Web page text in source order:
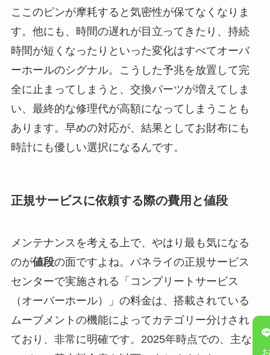
ここのピンが摩耗すると気密性が保てなくなりま
す。他にも、時間の遅れが目立ってきたり、持続
時間が短くなったりといった変化はすべてオーバ
ーホールのシグナル。こうした予兆を放置して完
全に止まってしまうと、交換パーツが増えてしま
い、最終的な修理代が高額になってしまうことも
あります。早めの対応が、結果としてお財布にも
時計にも優しい選択になるんです。
正規サービスに依頼する際の費用と値段
メンテナンスを考える上で、やはり最も気になる
のが値段の面ですよね。パネライの正規サービス
センターで実施される「コンプリートサービス
（オーバーホール）」の料金は、搭載されている
ムーブメントの機能によってカテゴリー分けされ
ており、非常に明確です。2025年時点での、主な